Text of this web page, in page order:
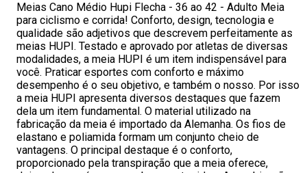
Meias Cano Médio Hupi Flecha - 36 ao 42 - Adulto Meia
para ciclismo e corrida! Conforto, design, tecnologia e
qualidade são adjetivos que descrevem perfeitamente as
meias HUPI. Testado e aprovado por atletas de diversas
modalidades, a meia HUPI é um item indispensável para
você. Praticar esportes com conforto e máximo
desempenho é o seu objetivo, e também o nosso. Por isso
a meia HUPI apresenta diversos destaques que fazem
dela um item fundamental. O material utilizado na
fabricação da meia é importado da Alemanha. Os fios de
elastano e poliamida formam um conjunto cheio de
vantagens. O principal destaque é o conforto,
proporcionado pela transpiração que a meia oferece,